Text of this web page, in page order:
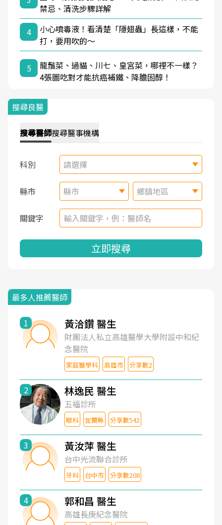
禁忌、清洗步驟詳解
4
小心噴毒液！看清楚「隱翅蟲」長這樣，不能
打，要用吹的～
5
龍鬚菜、過貓、川七、皇宮菜，哪裡不一樣？
4張圖吃對才能抗癌補鐵、降膽固醇！
搜尋良醫
搜尋醫師搜尋醫事機構
科別 請選擇
縣市 縣市 鄉鎮地區
關鍵字
立即搜尋
最多人推薦醫師
1 黃洽鑽 醫生
財團法人私立高雄醫學大學附設中和紀
念醫院
家庭醫學科 高雄市 分享數2
2 林逸民 醫生
五福診所
眼科 宜蘭縣 分享數542
3 黃汝萍 醫生
台中光流聯合診所
牙科 台中市 分享數208
4 郭和昌 醫生
高雄長庚紀念醫院